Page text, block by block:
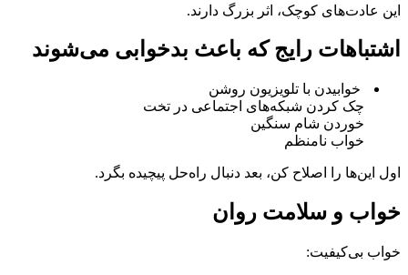
این عادت‌های کوچک، اثر بزرگ دارند.
اشتباهات رایج که باعث بدخوابی می‌شوند
خوابیدن با تلویزیون روشن
چک کردن شبکه‌های اجتماعی در تخت
خوردن شام سنگین
خواب نامنظم
اول این‌ها را اصلاح کن، بعد دنبال راه‌حل پیچیده بگرد.
خواب و سلامت روان
خواب بی‌کیفیت: